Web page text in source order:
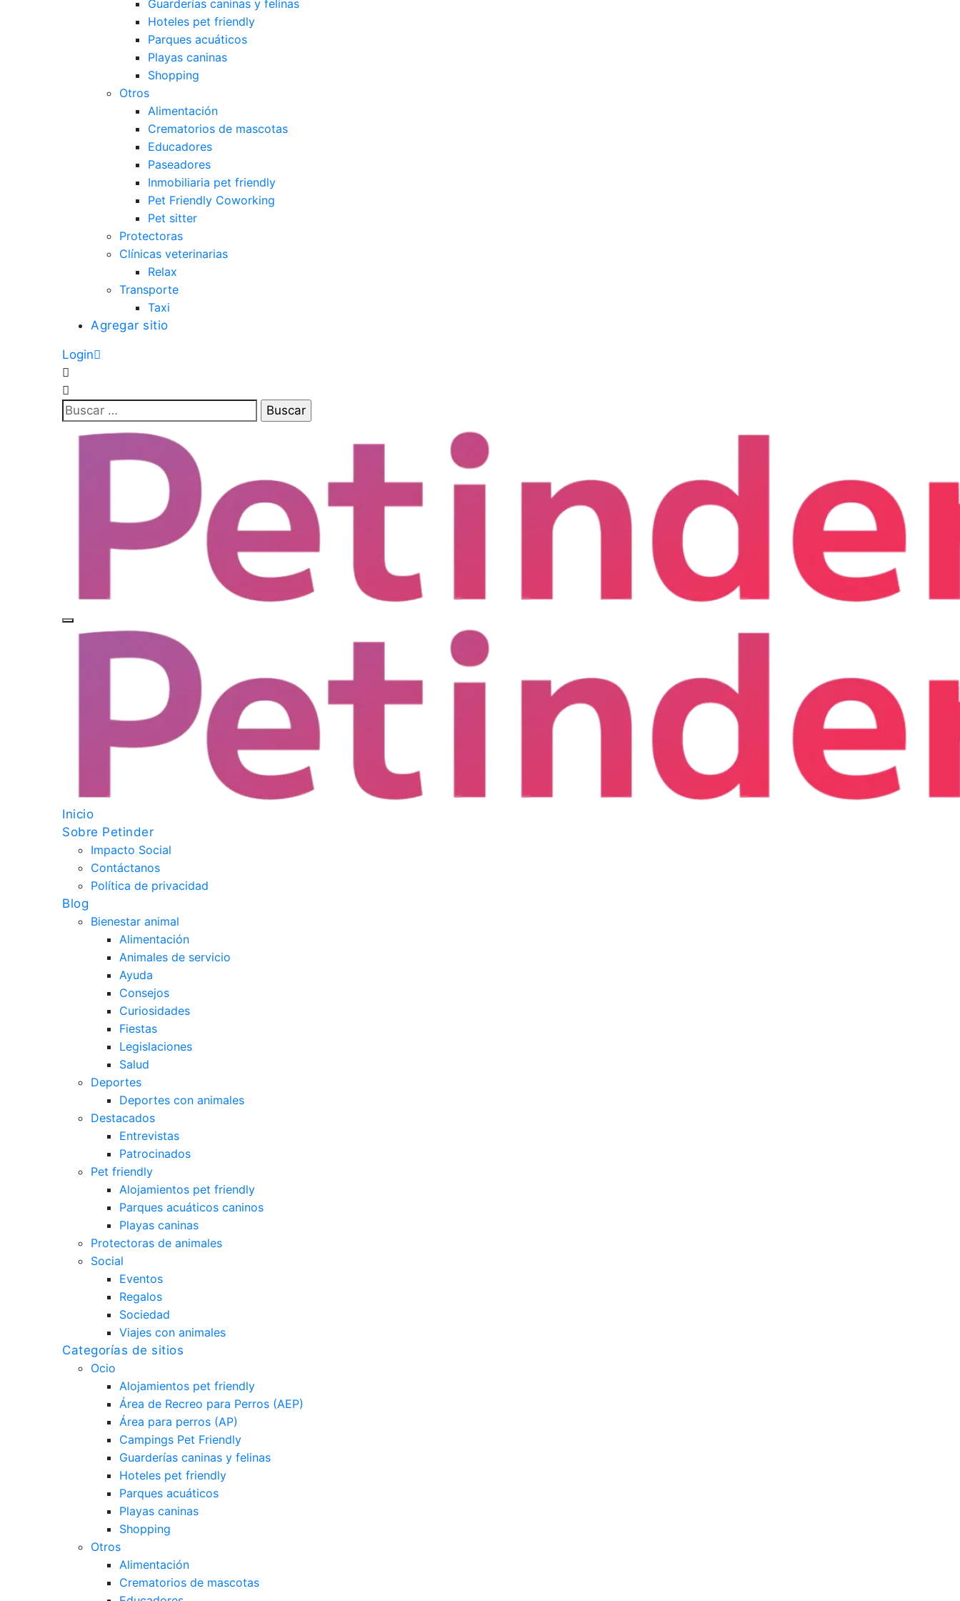
Guarderías caninas y felinas
Hoteles pet friendly
Parques acuáticos
Playas caninas
Shopping
Otros
Alimentación
Crematorios de mascotas
Educadores
Paseadores
Inmobiliaria pet friendly
Pet Friendly Coworking
Pet sitter
Protectoras
Clínicas veterinarias
Relax
Transporte
Taxi
Agregar sitio
Login
Buscar:
Inicio
Sobre Petinder
Impacto Social
Contáctanos
Política de privacidad
Blog
Bienestar animal
Alimentación
Animales de servicio
Ayuda
Consejos
Curiosidades
Fiestas
Legislaciones
Salud
Deportes
Deportes con animales
Destacados
Entrevistas
Patrocinados
Pet friendly
Alojamientos pet friendly
Parques acuáticos caninos
Playas caninas
Protectoras de animales
Social
Eventos
Regalos
Sociedad
Viajes con animales
Categorías de sitios
Ocio
Alojamientos pet friendly
Área de Recreo para Perros (AEP)
Área para perros (AP)
Campings Pet Friendly
Guarderías caninas y felinas
Hoteles pet friendly
Parques acuáticos
Playas caninas
Shopping
Otros
Alimentación
Crematorios de mascotas